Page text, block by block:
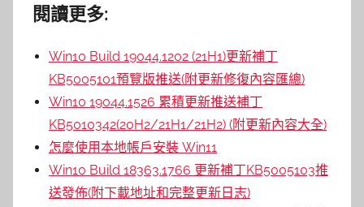
閱讀更多:
Win10 Build 19044.1202 (21H1)更新補丁
KB5005101預覽版推送(附更新修復內容匯總)
Win10 19044.1526 累積更新推送補丁
KB5010342(20H2/21H1/21H2) (附更新內容大全)
怎麼使用本地帳戶安裝 Win11
Win10 Build 18363.1766 更新補丁KB5005103推
送發佈(附下載地址和完整更新日志)